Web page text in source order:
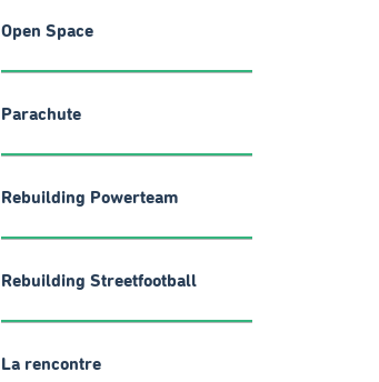
Open Space
Parachute
Rebuilding Powerteam
Rebuilding Streetfootball
La rencontre